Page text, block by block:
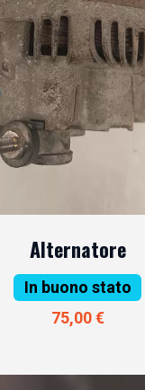
Alternatore
In buono stato
75,00 €